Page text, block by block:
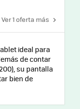
Ver 1 oferta más
ideal para
de contar
su pantalla
bien de